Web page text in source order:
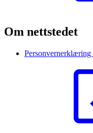
Om nettstedet
Personvernerklæring